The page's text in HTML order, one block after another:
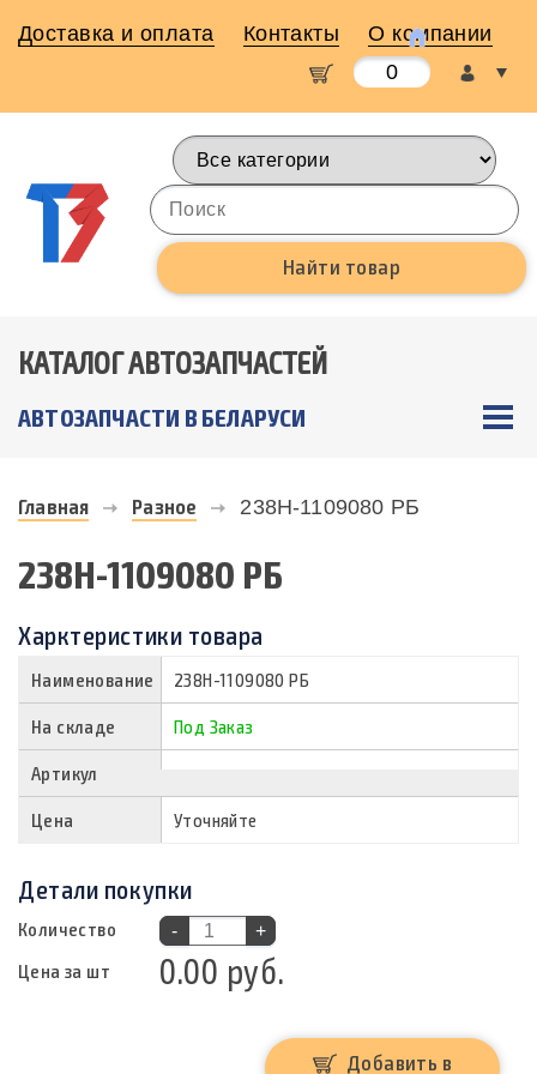
Доставка и оплата Контакты
О компании
0
КАТАЛОГ АВТОЗАПЧАСТЕЙ
АВТОЗАПЧАСТИ В БЕЛАРУСИ
Главная Разное 238Н-1109080 РБ
238Н-1109080 РБ
Харктеристики товара
Наименование 238Н-1109080 РБ
На складе Под Заказ
Артикул
Цена Уточняйте
Детали покупки
Количество - +
Цена за шт 0.00 руб.
Добавить в